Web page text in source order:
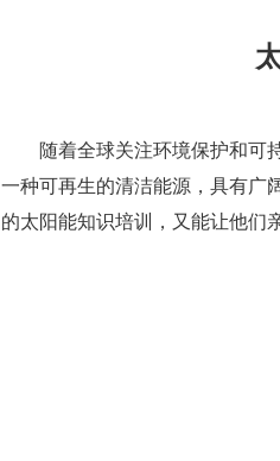
随着全球关注环境保护和可持
一种可再生的清洁能源，具有广
的太阳能知识培训，又能让他们